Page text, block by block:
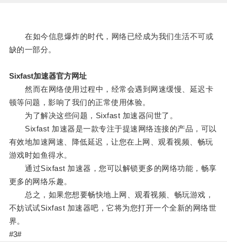
在如今信息爆炸的时代，网络已经成为我们生活不可或
缺的一部分。
Sixfast加速器官方网址
然而在网络使用过程中，经常会遇到网速缓慢、延迟卡
顿等问题，影响了我们的正常使用体验。
为了解决这些问题，Sixfast 加速器问世了。
Sixfast 加速器是一款专注于提速网络连接的产品，可以
有效地加速网速、降低延迟，让您在上网、观看视频、畅玩
游戏时如鱼得水。
通过Sixfast 加速器，您可以解锁更多的网络功能，畅享
更多的网络乐趣。
总之，如果您想要畅快地上网、观看视频、畅玩游戏，
不妨试试Sixfast 加速器吧，它将为您打开一个全新的网络世
界。
#3#